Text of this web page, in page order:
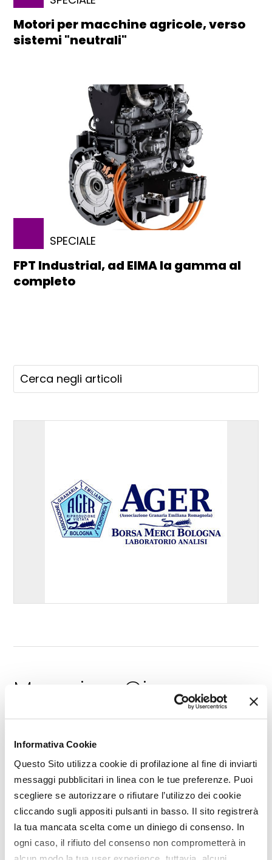
Informativa Cookie
Questo Sito utilizza cookie di profilazione al fine di inviarti
messaggi pubblicitari in linea con le tue preferenze. Puoi
scegliere se autorizzare o rifiutare l’utilizzo dei cookie
cliccando sugli appositi pulsanti in basso. Il sito registrerà
la tua mancata scelta come un diniego di consenso. In
ogni caso, il rifiuto del consenso non comprometterà in
Motori per macchine agricole, verso
sistemi "neutrali"
SPECIALE
FPT Industrial, ad EIMA la gamma al
completo
Maggio - Giugno